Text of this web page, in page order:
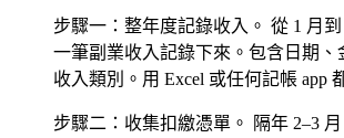
步驟一：整年度記錄收入。 從 1 月
一筆副業收入記錄下來。包含日期、
收入類別。用 Excel 或任何記帳 app
步驟二：收集扣繳憑單。
隔年 2–3